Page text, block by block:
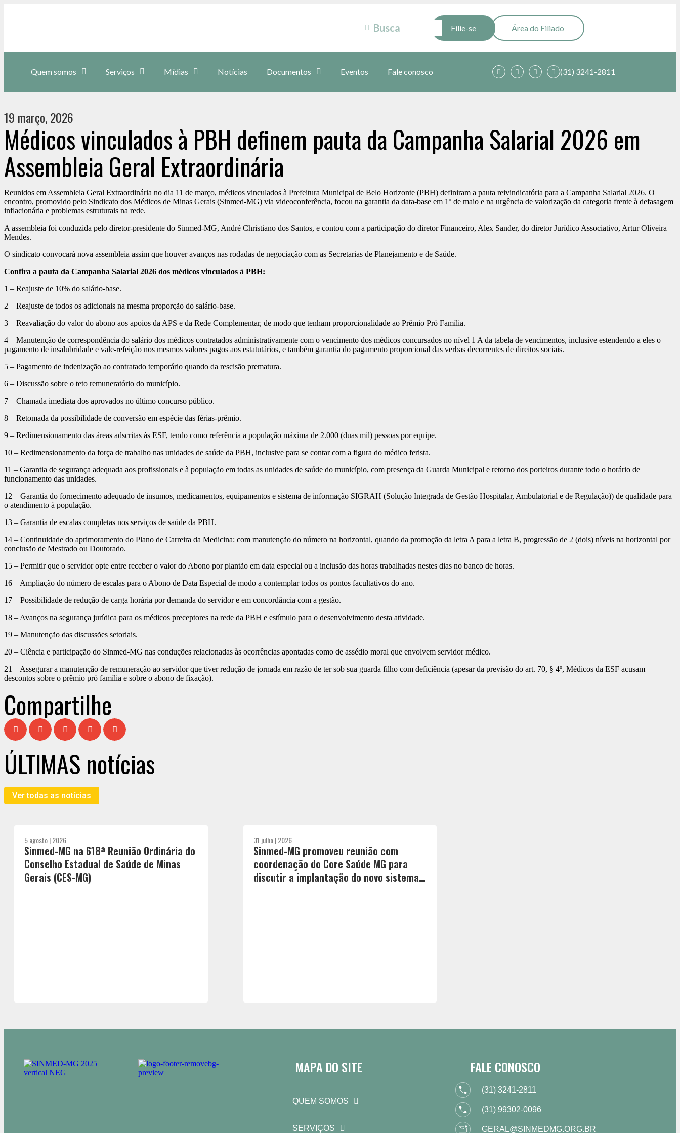
Filie-se Área do Filiado
Quem somos Serviços Mídias Notícias Documentos Eventos Fale conosco (31) 3241-2811
19 março, 2026
Médicos vinculados à PBH definem pauta da Campanha Salarial 2026 em
Assembleia Geral Extraordinária
Reunidos em Assembleia Geral Extraordinária no dia 11 de março, médicos vinculados à Prefeitura Municipal de Belo Horizonte (PBH) definiram a pauta reivindicatória para a Campanha Salarial 2026. O
encontro, promovido pelo Sindicato dos Médicos de Minas Gerais (Sinmed-MG) via videoconferência, focou na garantia da data-base em 1º de maio e na urgência de valorização da categoria frente à defasagem
inflacionária e problemas estruturais na rede.
A assembleia foi conduzida pelo diretor-presidente do Sinmed-MG, André Christiano dos Santos, e contou com a participação do diretor Financeiro, Alex Sander, do diretor Jurídico Associativo, Artur Oliveira
Mendes.
O sindicato convocará nova assembleia assim que houver avanços nas rodadas de negociação com as Secretarias de Planejamento e de Saúde.
Confira a pauta da Campanha Salarial 2026 dos médicos vinculados à PBH:
1 – Reajuste de 10% do salário-base.
2 – Reajuste de todos os adicionais na mesma proporção do salário-base.
3 – Reavaliação do valor do abono aos apoios da APS e da Rede Complementar, de modo que tenham proporcionalidade ao Prêmio Pró Família.
4 – Manutenção de correspondência do salário dos médicos contratados administrativamente com o vencimento dos médicos concursados no nível 1 A da tabela de vencimentos, inclusive estendendo a eles o
pagamento de insalubridade e vale-refeição nos mesmos valores pagos aos estatutários, e também garantia do pagamento proporcional das verbas decorrentes de direitos sociais.
5 – Pagamento de indenização ao contratado temporário quando da rescisão prematura.
6 – Discussão sobre o teto remuneratório do município.
7 – Chamada imediata dos aprovados no último concurso público.
8 – Retomada da possibilidade de conversão em espécie das férias-prêmio.
9 – Redimensionamento das áreas adscritas às ESF, tendo como referência a população máxima de 2.000 (duas mil) pessoas por equipe.
10 – Redimensionamento da força de trabalho nas unidades de saúde da PBH, inclusive para se contar com a figura do médico ferista.
11 – Garantia de segurança adequada aos profissionais e à população em todas as unidades de saúde do município, com presença da Guarda Municipal e retorno dos porteiros durante todo o horário de
funcionamento das unidades.
12 – Garantia do fornecimento adequado de insumos, medicamentos, equipamentos e sistema de informação SIGRAH (Solução Integrada de Gestão Hospitalar, Ambulatorial e de Regulação)) de qualidade para
o atendimento à população.
13 – Garantia de escalas completas nos serviços de saúde da PBH.
14 – Continuidade do aprimoramento do Plano de Carreira da Medicina: com manutenção do número na horizontal, quando da promoção da letra A para a letra B, progressão de 2 (dois) níveis na horizontal por
conclusão de Mestrado ou Doutorado.
15 – Permitir que o servidor opte entre receber o valor do Abono por plantão em data especial ou a inclusão das horas trabalhadas nestes dias no banco de horas.
16 – Ampliação do número de escalas para o Abono de Data Especial de modo a contemplar todos os pontos facultativos do ano.
17 – Possibilidade de redução de carga horária por demanda do servidor e em concordância com a gestão.
18 – Avanços na segurança jurídica para os médicos preceptores na rede da PBH e estímulo para o desenvolvimento desta atividade.
19 – Manutenção das discussões setoriais.
20 – Ciência e participação do Sinmed-MG nas conduções relacionadas às ocorrências apontadas como de assédio moral que envolvem servidor médico.
21 – Assegurar a manutenção de remuneração ao servidor que tiver redução de jornada em razão de ter sob sua guarda filho com deficiência (apesar da previsão do art. 70, § 4º, Médicos da ESF acusam
descontos sobre o prêmio pró família e sobre o abono de fixação).
Compartilhe
ÚLTIMAS notícias
Ver todas as notícias
5 agosto | 2026
Sinmed-MG na 618ª Reunião Ordinária do
Conselho Estadual de Saúde de Minas
Gerais (CES-MG)
31 julho | 2026
Sinmed-MG promoveu reunião com
coordenação do Core Saúde MG para
discutir a implantação do novo sistema
MAPA DO SITE
QUEM SOMOS
SERVIÇOS
FALE CONOSCO
(31) 3241-2811
(31) 99302-0096
GERAL@SINMEDMG.ORG.BR